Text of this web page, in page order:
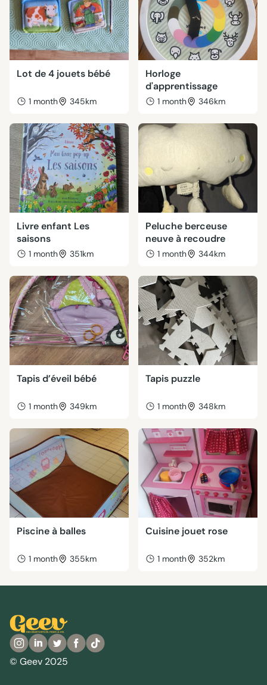
Lot de 4 jouets bébé
1 month 345km
Horloge
d'apprentissage
1 month 346km
Livre enfant Les
saisons
1 month 351km
Peluche berceuse
neuve à recoudre
1 month 344km
Tapis d’éveil bébé
1 month 349km
Tapis puzzle
1 month 348km
Piscine à balles
1 month 355km
Cuisine jouet rose
1 month 352km
© Geev 2025